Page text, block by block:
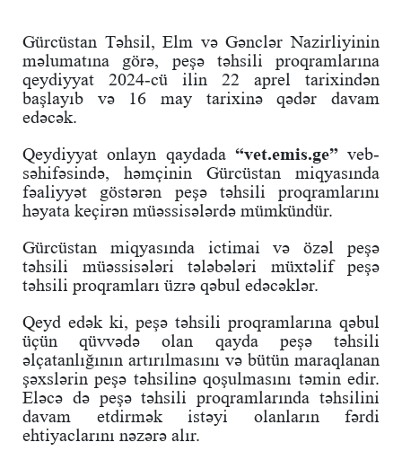
Gürcüstan Təhsil, Elm və Gənclər Nazirliyinin
məlumatına görə, peşə təhsili proqramlarına
qeydiyyat 2024-cü ilin 22 aprel tarixindən
başlayıb və 16 may tarixinə qədər davam
edəcək.
Qeydiyyat onlayn qaydada “vet.emis.ge”veb-
səhifəsində, həmçinin Gürcüstan miqyasında
fəaliyyət göstərən peşə təhsili proqramlarını
həyata keçirən müəssisələrdə mümkündür.
Gürcüstan miqyasında ictimai və özəl peşə
təhsili müəssisələri tələbələri müxtəlif peşə
təhsili proqramları üzrə qəbul edəcəklər.
Qeyd edək ki, peşə təhsili proqramlarına qəbul
üçün qüvvədə olan qayda peşə təhsili
əlçatanlığının artırılmasını və bütün maraqlanan
şəxslərin peşə təhsilinə qoşulmasını təmin edir.
Eləcə də peşə təhsili proqramlarında təhsilini
davam etdirmək istəyi olanların fərdi
ehtiyaclarını nəzərə alır.